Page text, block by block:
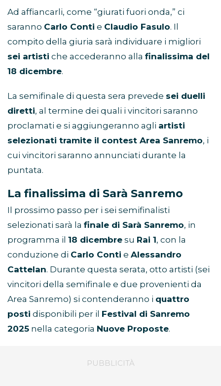
Ad affiancarli, come “giurati fuori onda,” ci
saranno Carlo Conti e Claudio Fasulo. Il
compito della giuria sarà individuare i migliori
sei artisti che accederanno alla finalissima del
18 dicembre.
La semifinale di questa sera prevede sei duelli
diretti, al termine dei quali i vincitori saranno
proclamati e si aggiungeranno agli artisti
selezionati tramite il contest Area Sanremo, i
cui vincitori saranno annunciati durante la
puntata.
La finalissima di Sarà Sanremo
Il prossimo passo per i sei semifinalisti
selezionati sarà la finale di Sarà Sanremo, in
programma il 18 dicembre su Rai 1, con la
conduzione di Carlo Conti e Alessandro
Cattelan. Durante questa serata, otto artisti (sei
vincitori della semifinale e due provenienti da
Area Sanremo) si contenderanno i quattro
posti disponibili per il Festival di Sanremo
2025 nella categoria Nuove Proposte.